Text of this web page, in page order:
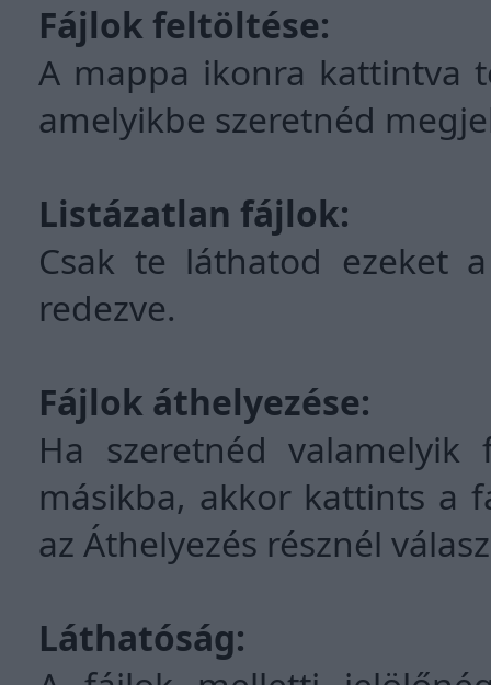
Fájlok feltöltése:
A mappa ikonra kattintva
amelyikbe szeretnéd
Listázatlan fájlok:
Csak te láthatod ezeket
redezve.
Fájlok áthelyezése:
Ha szeretnéd
másikba, akkor kattints a
az Áthelyezés résznél
Láthatóság: